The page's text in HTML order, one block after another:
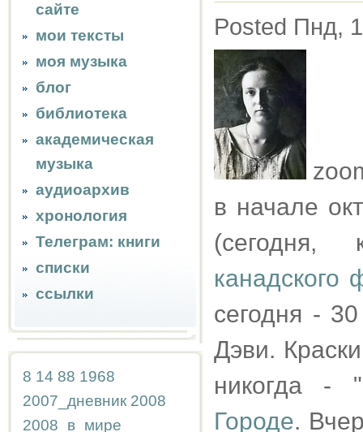
сайте
мои тексты
моя музыка
блог
библиотека
академическая
музыка
аудиоархив
хронология
Телеграм: книги
списки
ссылки
8 14 88 1968
2007_дневник 2008
2008_в_мире
Posted Пнд,
в начале
(сегодня,
канадского
сегодня -
Дэви.
никогда -
Городе.